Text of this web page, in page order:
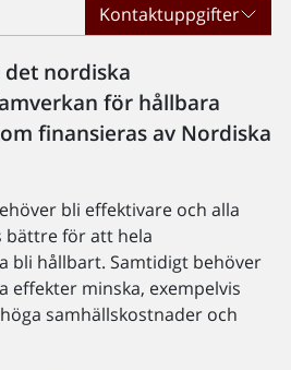
Kontaktuppgifter
nordiska
för hållbara
finansieras av Nordiska
bli effektivare och alla
bättre för att hela
bli hållbart. Samtidigt behöver
effekter minska, exempelvis
samhällskostnader och